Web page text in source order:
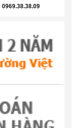
0969.38.38.09